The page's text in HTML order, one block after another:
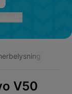
V50